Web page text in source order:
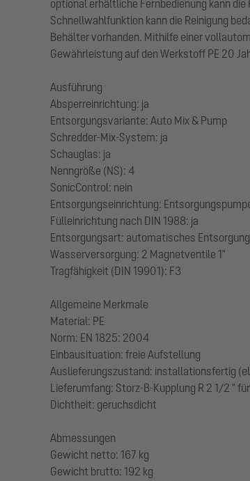
optional erhältliche Fernbedienung kann
Schnellwahlfunktion kann die Reinigung
Behälter vorhanden. Mithilfe einer
Gewährleistung auf den Werkstoff PE 20
Ausführung
Absperreinrichtung: ja
Entsorgungsvariante: Auto Mix & Pump
Schredder-Mix-System: ja
Schauglas: ja
Nenngröße (NS): 4
SonicControl: nein
Entsorgungseinrichtung:
Fülleinrichtung nach DIN 1988: ja
Entsorgungsart: automatisches
Wasserversorgung: 2 Magnetventile 1"
Tragfähigkeit (DIN 19901): F3
Allgemeine Merkmale
Material: PE
Norm: EN 1825: 2004
Einbausituation: freie Aufstellung
Auslieferungszustand: installationsfertig
Lieferumfang: Storz-B-Kupplung R 2 1/2 "
Dichtheit: geruchsdicht
Abmessungen
Gewicht netto: 167 kg
Gewicht brutto: 192 kg